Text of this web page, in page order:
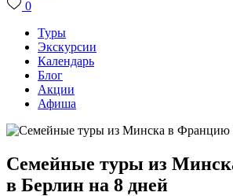
0
Туры
Экскурсии
Календарь
Блог
Акции
Афиша
Семейные туры из
в Берлин на 8 дней